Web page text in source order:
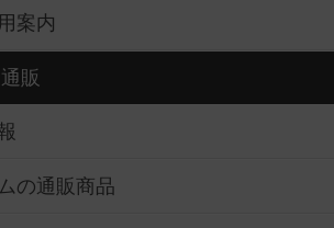
案内
販
の通販商品